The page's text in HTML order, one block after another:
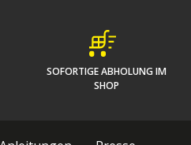
SOFORTIGE ABHOLUNG IM
SHOP